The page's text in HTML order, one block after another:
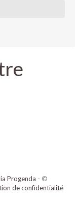
Progenda - ©
de confidentialité